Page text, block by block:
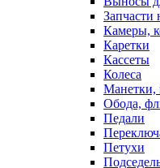
Запчасти
Камеры,
Каретки
Кассеты
Колеса
Манетки,
Обода,
Педали
Петухи